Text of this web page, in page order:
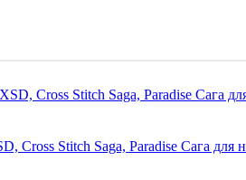
Cross Stitch Saga, Paradise Сага для